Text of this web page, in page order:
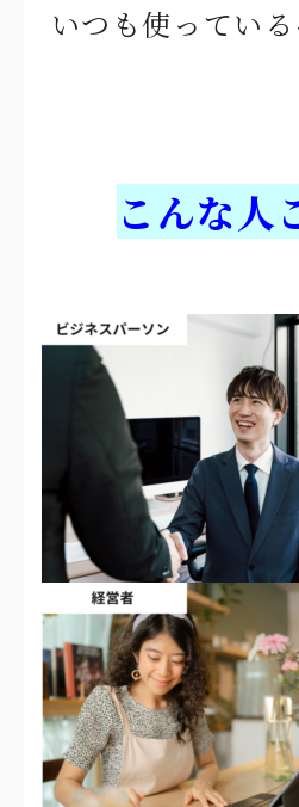
いつも使っている
こんな人